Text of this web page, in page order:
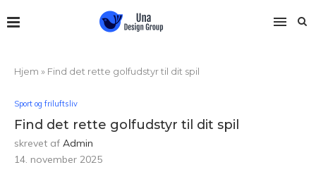
Hjem » Find det rette golfudstyr til dit spil
Sport og friluftsliv
Find det rette golfudstyr til dit spil
skrevet af Admin
14. november 2025